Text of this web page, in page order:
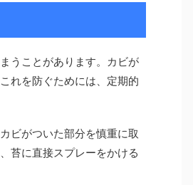
うことがあります。カビが
れを防ぐためには、定期的
ビがついた部分を慎重に取
苔に直接スプレーをかける